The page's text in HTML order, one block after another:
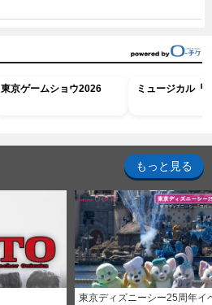
東京ゲームショウ2026 ミュージカル『
もっと見る
東京ディズニーシー25周年イ